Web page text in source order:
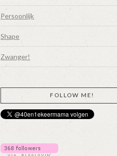
Persoonlijk
Shape
Zwanger!
FOLLOW ME!